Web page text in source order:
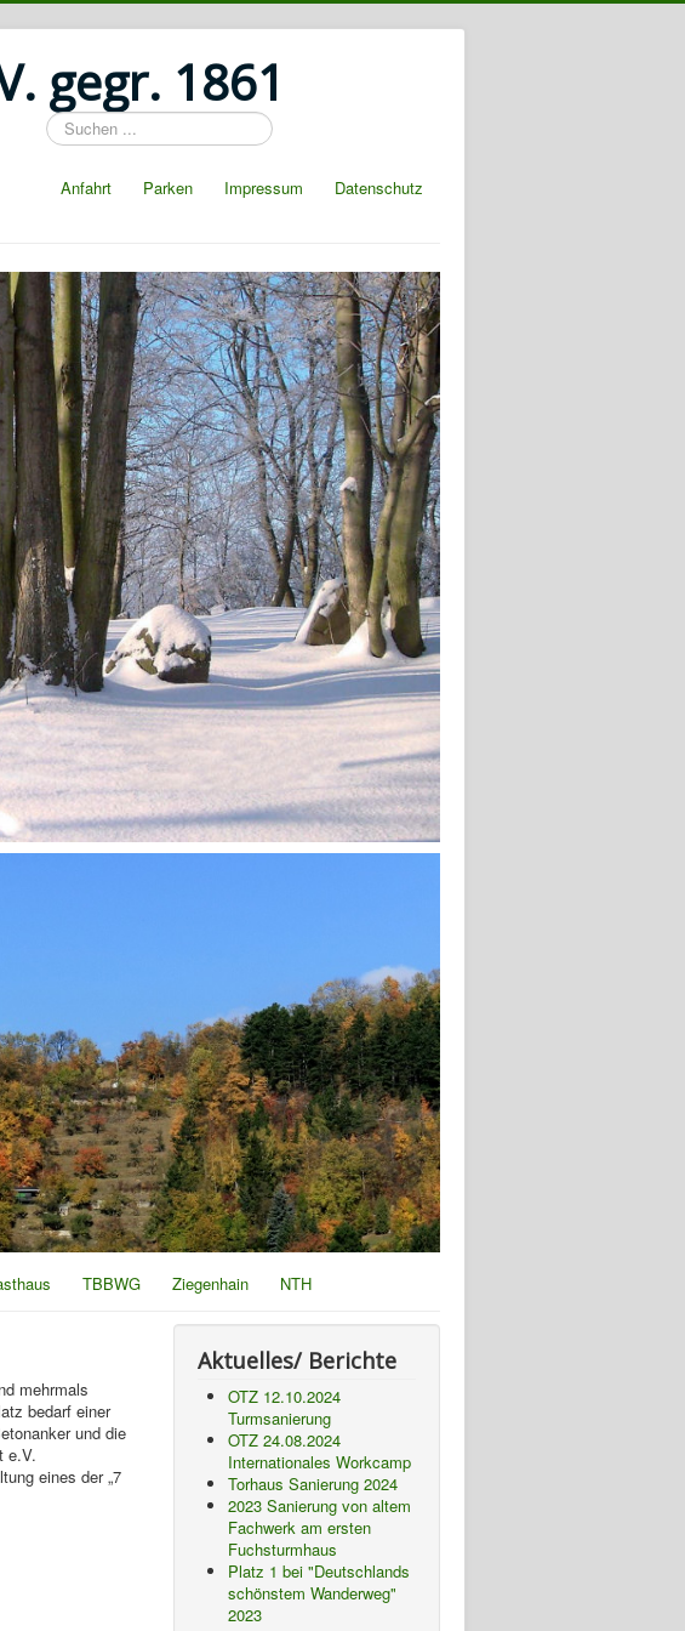
gegr. 1861
Suchen
...
Anfahrt
Parken Impressum Datenschutz
TBBWG Ziegenhain NTH
mehrmals
bedarf einer
und die
e.V.
eines der „7
Aktuelles/ Berichte
OTZ 12.10.2024
Turmsanierung
OTZ 24.08.2024
Internationales Workcamp
Torhaus Sanierung 2024
2023 Sanierung von altem
Fachwerk am ersten
Fuchsturmhaus
Platz 1 bei "Deutschlands
schönstem Wanderweg"
2023